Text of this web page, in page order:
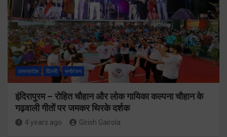
उत्तरप्रदेश दिल्ली मनोरंजन
इंदिरापुरम – रोहित चौहान और लोक गायिका कल्पना चौहान के
गढ़वाली गीतों पर जमकर थिरके दर्शक
4 years ago Girish Gairola